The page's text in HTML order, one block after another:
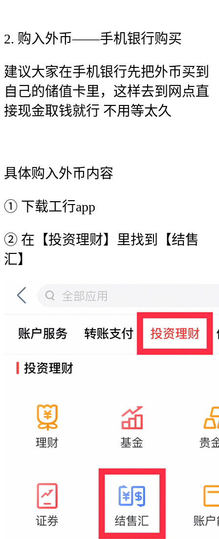
2. 购入外币——手机银行购买
建议大家在手机银行先把外币买到
自己的储值卡里，这样去到网点直
接现金取钱就行 不用等太久
具体购入外币内容
① 下载工行app
② 在【投资理财】里找到【结售
汇】